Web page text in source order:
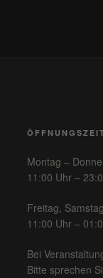
Montag –
11:00 Uhr –
Freitag, Samstag
11:00 Uhr –
Bei
Bitte sprechen